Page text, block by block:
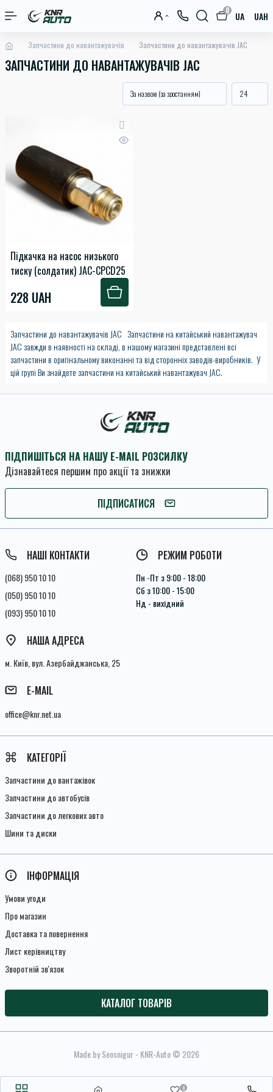
0 UA UAH
0
Запчастини до навантажувачів Запчастини до навантажувачів JAC
ЗАПЧАСТИНИ ДО НАВАНТАЖУВАЧІВ JAC
Підкачка на насос низького
тиску (солдатик) JAC-CPCD25
228 UAH
Запчастини до навантажувачів JAC Запчастини на китайський навантажувач
JAC завжди в наявності на складі, в нашому магазині представлені всі
запчастини в оригінальному виконанні та від сторонніх заводів-виробників. У
цій групі Ви знайдете запчастини на китайський навантажувач JAC.
ПІДПИШІТЬСЯ НА НАШУ E-MAIL РОЗСИЛКУ
Дізнавайтеся першим про акції та знижки
ПІДПИСАТИСЯ
ПІДПИШІТЬСЯ
Умови угоди
НАШІ КОНТАКТИ
(068) 950 10 10
(050) 950 10 10
(093) 950 10 10
РЕЖИМ РОБОТИ
Пн -Пт з 9:00 - 18:00
Сб з 10:00 - 15:00
Нд - вихідний
НАША АДРЕСА
м. Київ, вул. Азербайджанська, 25
E-MAIL
office@knr.net.ua
КАТЕГОРІЇ
Запчастини до вантажівок
Запчастини до автобусів
Запчастини до легкових авто
Шини та диски
ІНФОРМАЦІЯ
Умови угоди
Про магазин
Доставка та повернення
Лист керівництву
Зворотній зв'язок
КАТАЛОГ ТОВАРІВ
Made by Seosnigur- KNR-Auto © 2026